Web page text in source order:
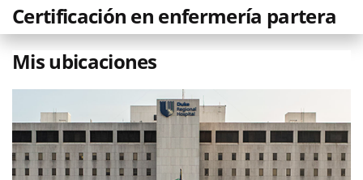
Certificación en enfermería partera
Mis ubicaciones